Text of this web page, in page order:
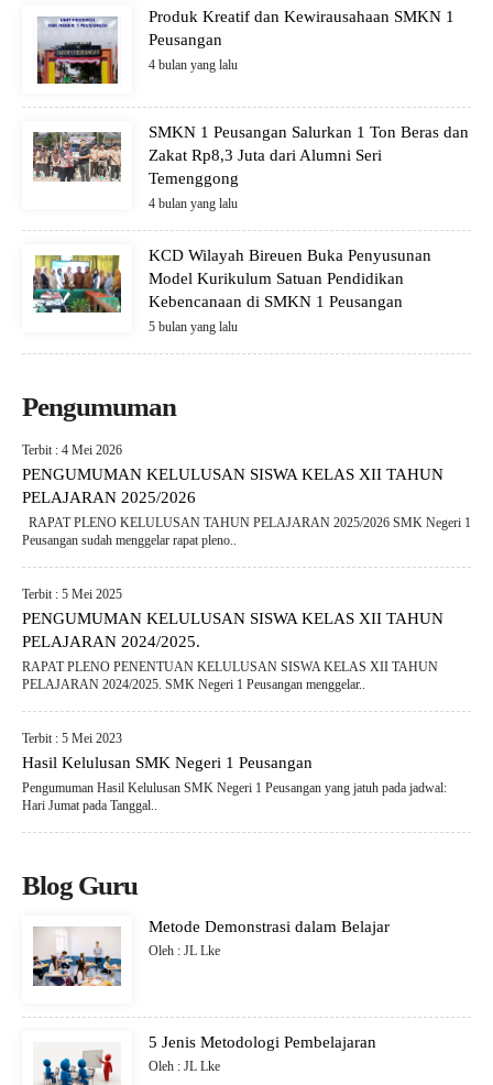
Produk Kreatif dan Kewirausahaan SMKN 1
Peusangan
4 bulan yang lalu
SMKN 1 Peusangan Salurkan 1 Ton Beras dan
Zakat Rp8,3 Juta dari Alumni Seri
Temenggong
4 bulan yang lalu
KCD Wilayah Bireuen Buka Penyusunan
Model Kurikulum Satuan Pendidikan
Kebencanaan di SMKN 1 Peusangan
5 bulan yang lalu
Pengumuman
Terbit : 4 Mei 2026
PENGUMUMAN KELULUSAN SISWA KELAS XII TAHUN
PELAJARAN 2025/2026
RAPAT PLENO KELULUSAN TAHUN PELAJARAN 2025/2026 SMK Negeri 1
Peusangan sudah menggelar rapat pleno..
Terbit : 5 Mei 2025
PENGUMUMAN KELULUSAN SISWA KELAS XII TAHUN
PELAJARAN 2024/2025.
RAPAT PLENO PENENTUAN KELULUSAN SISWA KELAS XII TAHUN
PELAJARAN 2024/2025. SMK Negeri 1 Peusangan menggelar..
Terbit : 5 Mei 2023
Hasil Kelulusan SMK Negeri 1 Peusangan
Pengumuman Hasil Kelulusan SMK Negeri 1 Peusangan yang jatuh pada jadwal:
Hari Jumat pada Tanggal..
Blog Guru
Metode Demonstrasi dalam Belajar
Oleh : JL Lke
5 Jenis Metodologi Pembelajaran
Oleh : JL Lke